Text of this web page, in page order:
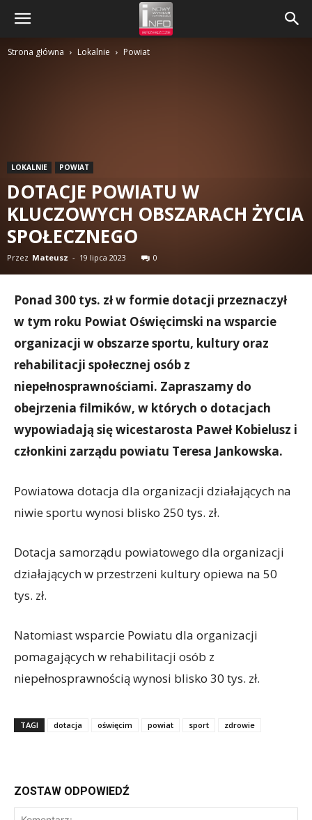
Strona główna Lokalnie Powiat
LOKALNIE POWIAT
DOTACJE POWIATU W
KLUCZOWYCH OBSZARACH ŻYCIA
SPOŁECZNEGO
Przez Mateusz - 19 lipca 2023 0
Ponad 300 tys. zł w formie dotacji przeznaczył
w tym roku Powiat Oświęcimski na wsparcie
organizacji w obszarze sportu, kultury oraz
rehabilitacji społecznej osób z
niepełnosprawnościami. Zapraszamy do
obejrzenia filmików, w których o dotacjach
wypowiadają się wicestarosta Paweł Kobielusz i
członkini zarządu powiatu Teresa Jankowska.
Powiatowa dotacja dla organizacji działających na
niwie sportu wynosi blisko 250 tys. zł.
Dotacja samorządu powiatowego dla organizacji
działających w przestrzeni kultury opiewa na 50
tys. zł.
Natomiast wsparcie Powiatu dla organizacji
pomagających w rehabilitacji osób z
niepełnosprawnością wynosi blisko 30 tys. zł.
TAGI dotacja oświęcim powiat sport zdrowie
ZOSTAW ODPOWIEDŹ